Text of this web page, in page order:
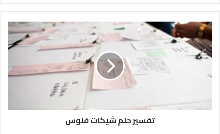
تفسير حلم شيكات فلوس